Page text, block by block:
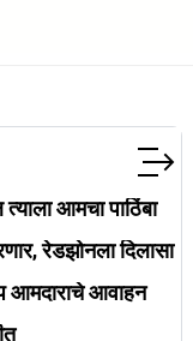
आमचा पाठिंबा
रेडझोनला दिलासा
आमदाराचे आवाहन